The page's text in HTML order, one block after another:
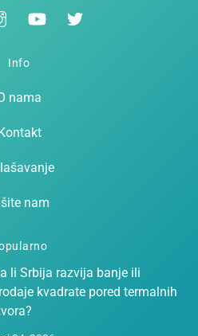
To
InstagramYouTube
Info
nama
Kontakt
nam
li Srbija razvija banje ili
kvadrate pored termalnih